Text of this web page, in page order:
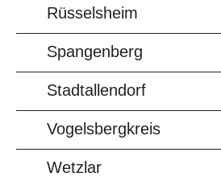
Rüsselsheim
Spangenberg
Stadtallendorf
Vogelsbergkreis
Wetzlar